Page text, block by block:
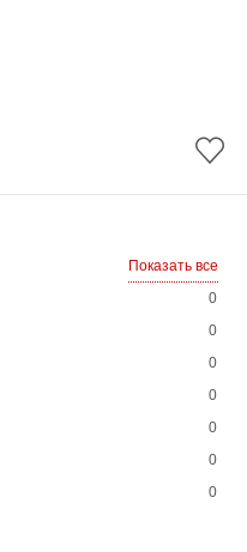
Показать все
0
0
0
0
0
0
0